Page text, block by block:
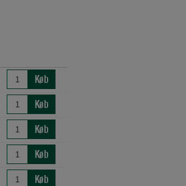
Køb
Køb
Køb
Køb
Køb